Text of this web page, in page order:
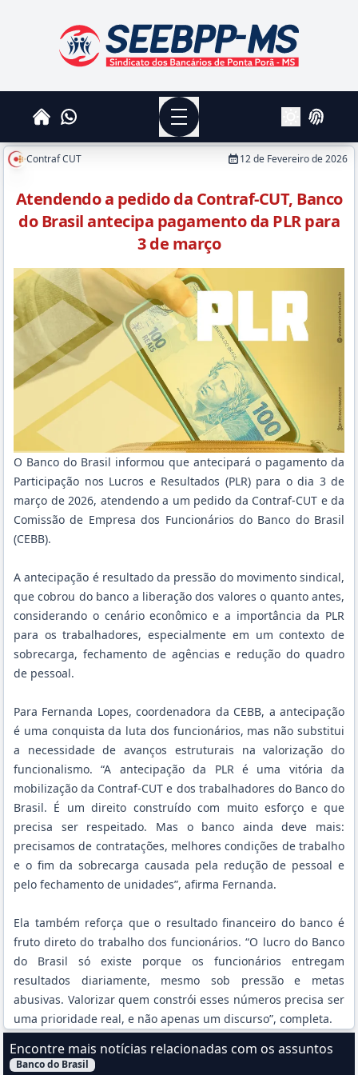
SEEBPPMS - Sindicato dos Bancários de Ponta
HomeWhatsapp
Menu
AlterarLogin
Contraf CUT 12 de Fevereiro de 2026
Atendendo a pedido da Contraf-CUT, Banco
do Brasil antecipa pagamento da PLR para
3 de março
O Banco do Brasil informou que antecipará o pagamento da
Participação nos Lucros e Resultados (PLR) para o dia 3 de
março de 2026, atendendo a um pedido da Contraf-CUT e da
Comissão de Empresa dos Funcionários do Banco do Brasil
(CEBB).
A antecipação é resultado da pressão do movimento sindical,
que cobrou do banco a liberação dos valores o quanto antes,
considerando o cenário econômico e a importância da PLR
para os trabalhadores, especialmente em um contexto de
sobrecarga, fechamento de agências e redução do quadro
de pessoal.
Para Fernanda Lopes, coordenadora da CEBB, a antecipação
é uma conquista da luta dos funcionários, mas não substitui
a necessidade de avanços estruturais na valorização do
funcionalismo. “A antecipação da PLR é uma vitória da
mobilização da Contraf-CUT e dos trabalhadores do Banco do
Brasil. É um direito construído com muito esforço e que
precisa ser respeitado. Mas o banco ainda deve mais:
precisamos de contratações, melhores condições de trabalho
e o fim da sobrecarga causada pela redução de pessoal e
pelo fechamento de unidades”, afirma Fernanda.
Ela também reforça que o resultado financeiro do banco é
fruto direto do trabalho dos funcionários. “O lucro do Banco
do Brasil só existe porque os funcionários entregam
resultados diariamente, mesmo sob pressão e metas
abusivas. Valorizar quem constrói esses números precisa ser
uma prioridade real, e não apenas um discurso”, completa.
Encontre mais notícias relacionadas com os assuntos
Filtrar Notícias pelo assunto:
Banco do Brasil